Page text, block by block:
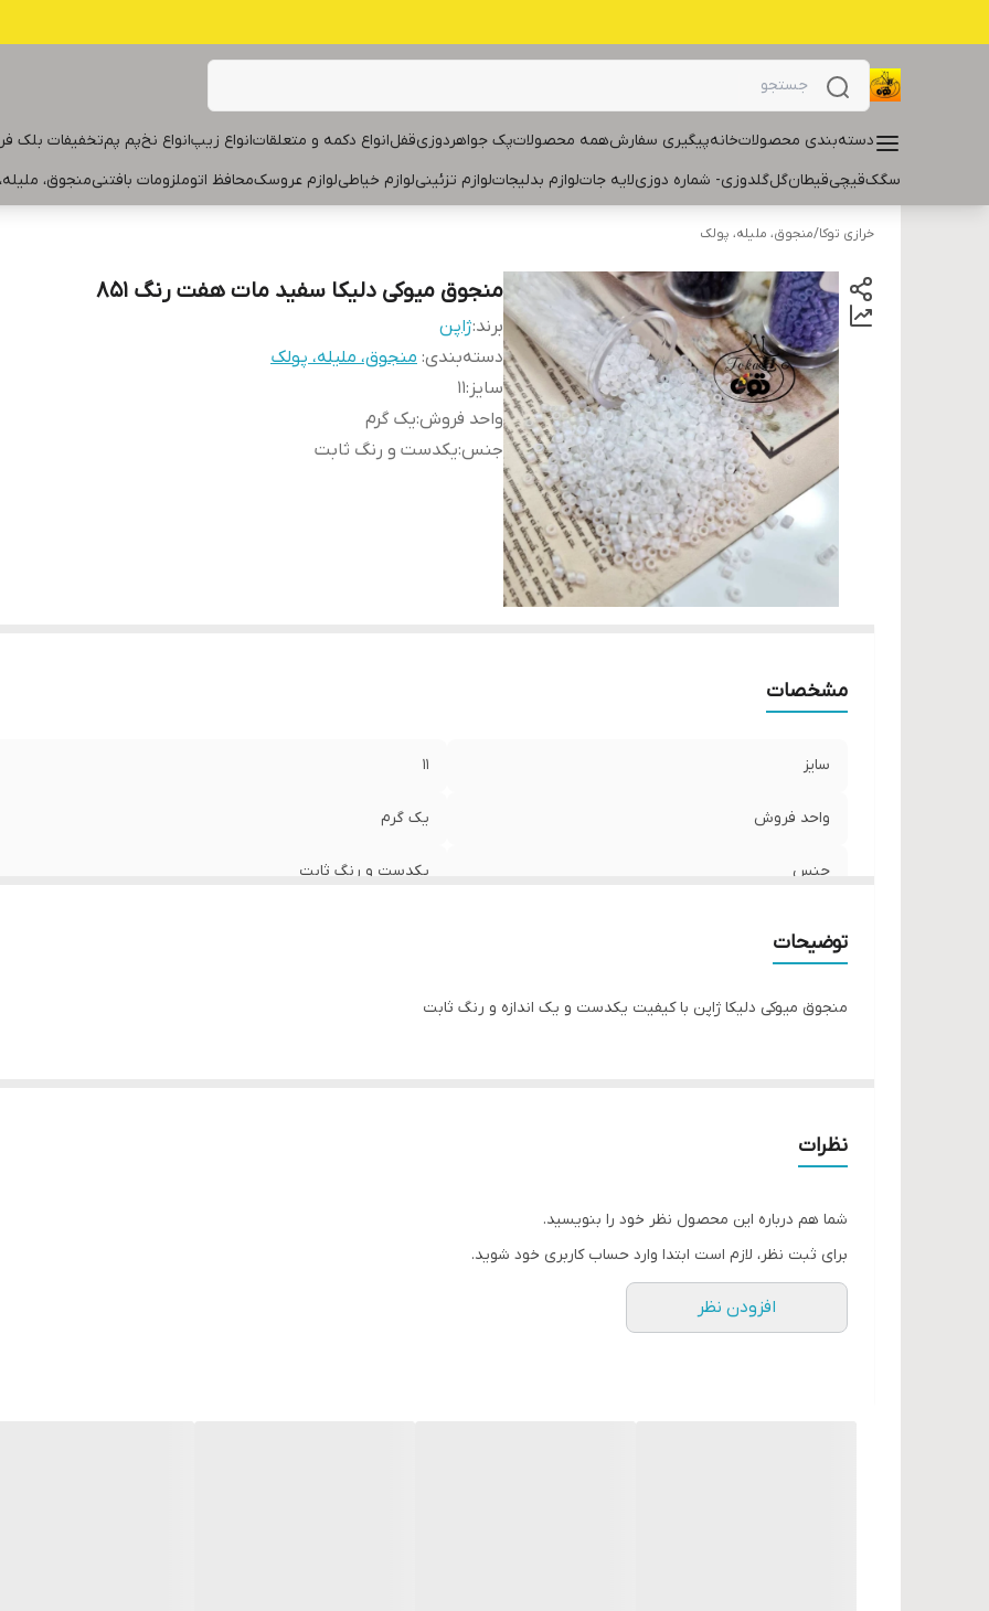
دسته‌بندی محصولاتخانهپیگیری سفارشهمه محصولاتپک جواهردوزیقفلانواع دکمه و متعلقاتانواع زیپانواع نخپم پمتخفیفات بلک
سگکقیچیقیطانگلگلدوزی- شماره دوزیلایه جاتلوازم بدلیجاتلوازم تزئینیلوازم خیاطیلوازم عروسکمحافظ اتوملزومات بافتنیمنجوق،
خرازی توکا/منجوق، ملیله، پولک
منجوق میوکی دلیکا سفید مات هفت رنگ ۸۵۱
برند:ژاپن
دسته‌بندی: منجوق، ملیله، پولک
سایز :۱۱
واحد فروش:یک گرم
جنس:یکدست و رنگ ثابت
مشخصات
سایز ۱۱
واحد فروش یک گرم
جنس یکدست و رنگ ثابت
توضیحات
منجوق میوکی دلیکا ژاپن با کیفیت یکدست و یک اندازه و رنگ ثابت
نظرات
شما هم درباره این محصول نظر خود را بنویسید.
برای ثبت نظر، لازم است ابتدا وارد حساب کاربری خود شوید.
افزودن نظر